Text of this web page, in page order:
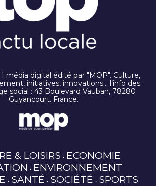
média digital édité par "MOP". Culture,
initiatives, innovations… l’info des
social : 43 Boulevard Vauban, 78280
Guyancourt. France.
& LOISIRS ECONOMIE
ENVIRONNEMENT
SANTÉ SOCIÉTÉ SPORTS